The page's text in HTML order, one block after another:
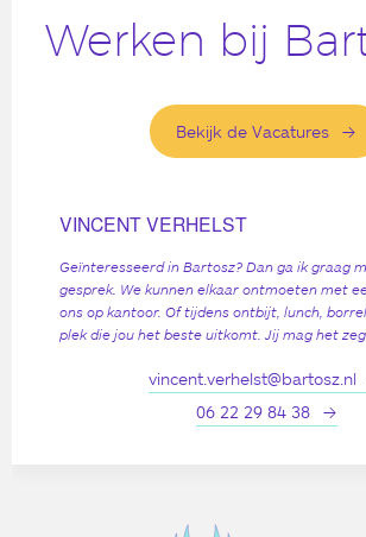
Werken bij
Bekijk de Vacatures
VINCENT VERHELST
Geïnteresseerd in Bartosz? Dan ga ik graag
gesprek. We kunnen elkaar ontmoeten met
ons op kantoor. Of tijdens ontbijt, lunch,
plek die jou het beste uitkomt. Jij mag het
vincent.verhelst@bartosz.nl
06 22 29 84 38